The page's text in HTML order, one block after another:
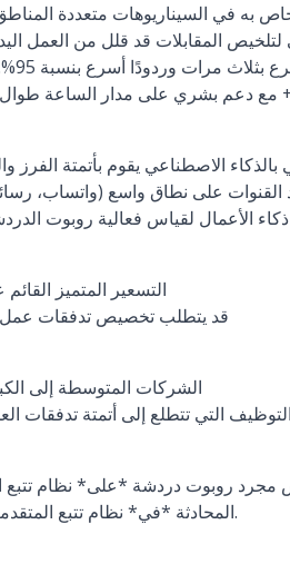
به في السيناريوهات متعددة
الاصطناعي يقوم بأتمتة الفرز
القنوات على نطاق واسع (واتساب،
الأعمال لقياس فعالية روبوت
التسعير المتميز
قد يتطلب تخصيص تدفقات عمل
الشركات المتوسطة إلى
التي تتطلع إلى أتمتة تدفقات
المحادثة *في* نظام تتبع المتقدمين، مما يتيح أتمتة لا يمكن للأدوات الإضافية أن تضاهيها.